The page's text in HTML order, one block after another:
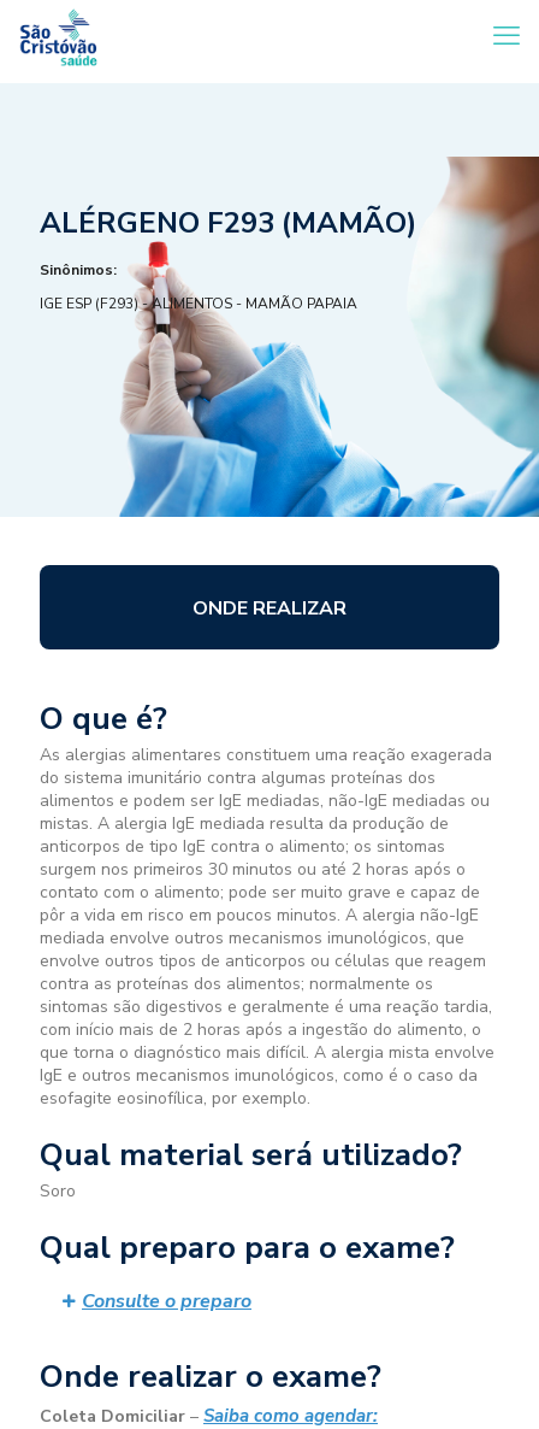
ALÉRGENO F293 (MAMÃO)
Sinônimos:
IGE ESP (F293) - ALIMENTOS - MAMÃO PAPAIA
ONDE REALIZAR
O que é?
As alergias alimentares constituem uma reação exagerada
do sistema imunitário contra algumas proteínas dos
alimentos e podem ser IgE mediadas, não-IgE mediadas ou
mistas. A alergia IgE mediada resulta da produção de
anticorpos de tipo IgE contra o alimento; os sintomas
surgem nos primeiros 30 minutos ou até 2 horas após o
contato com o alimento; pode ser muito grave e capaz de
pôr a vida em risco em poucos minutos. A alergia não-IgE
mediada envolve outros mecanismos imunológicos, que
envolve outros tipos de anticorpos ou células que reagem
contra as proteínas dos alimentos; normalmente os
sintomas são digestivos e geralmente é uma reação tardia,
com início mais de 2 horas após a ingestão do alimento, o
que torna o diagnóstico mais difícil. A alergia mista envolve
IgE e outros mecanismos imunológicos, como é o caso da
esofagite eosinofílica, por exemplo.
Qual material será utilizado?
Soro
Qual preparo para o exame?
Consulte o preparo
Onde realizar o exame?
Coleta Domiciliar – Saiba como agendar: